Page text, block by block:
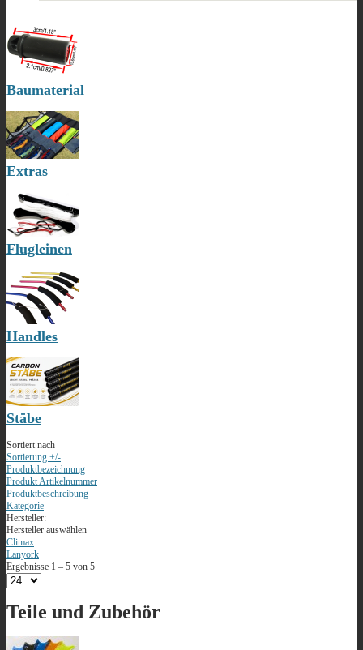
Baumaterial
Extras
Flugleinen
Handles
Stäbe
Sortiert nach
Sortierung +/-
Produktbezeichnung
Produkt Artikelnummer
Produktbeschreibung
Kategorie
Hersteller:
Hersteller auswählen
Climax
Lanyork
Ergebnisse 1 – 5 von 5
Teile und Zubehör